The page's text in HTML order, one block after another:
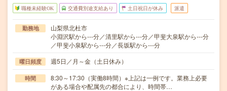
職種未経験OK 交通費別途支給あり 土日祝日が休み 派遣
勤務地
山梨県北杜市
小淵沢駅から---分／清里駅から---分／甲斐大泉駅から---分
／甲斐小泉駅から---分／長坂駅から---分
曜日頻度 週5日／月～金（土日休み）
時間
8:30～17:30（実働8時間）※上記は一例です。業務上必要
がある場合や配属先の都合により、時間帯…